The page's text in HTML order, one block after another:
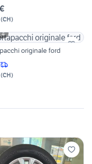
(CH)
4
originale ford
(CH)